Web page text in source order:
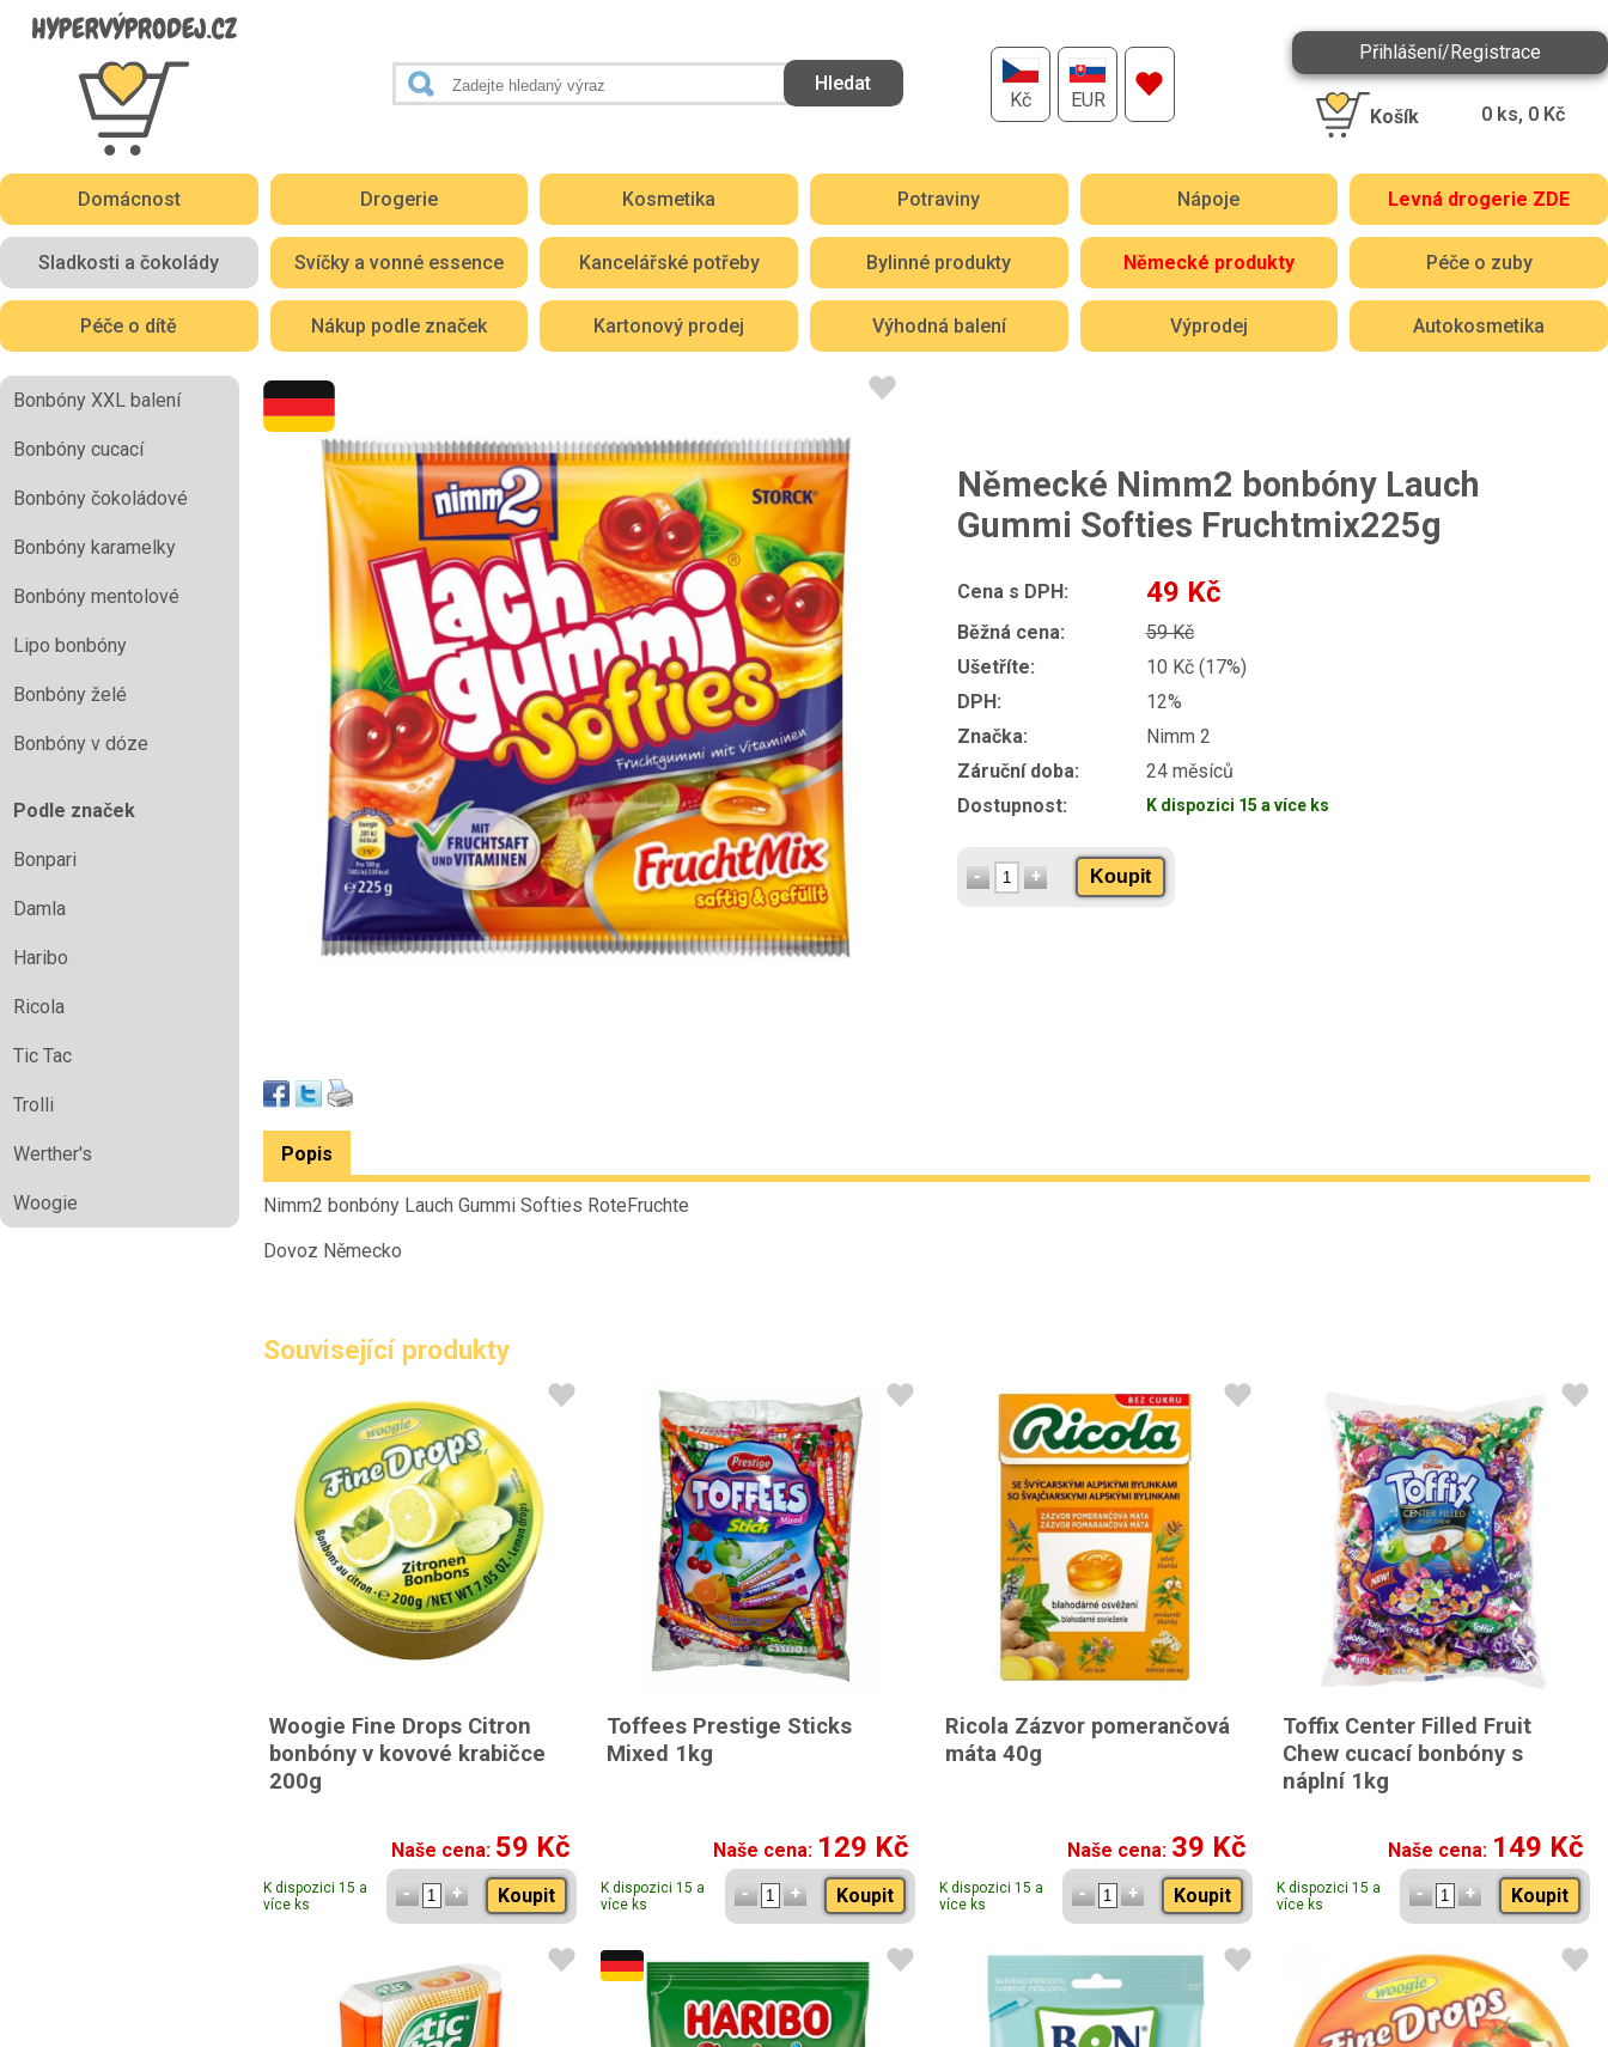
Kč EUR
Přihlášení/Registrace
Košík 0 ks, 0 Kč
Domácnost Drogerie Kosmetika Potraviny Nápoje Levná drogerie ZDE
Sladkosti a čokolády Svíčky a vonné essence Kancelářské potřeby Bylinné produkty Německé produkty Péče o zuby
Péče o dítě Nákup podle značek Kartonový prodej Výhodná balení Výprodej Autokosmetika
Bonbóny XXL balení
Bonbóny cucací
Bonbóny čokoládové
Bonbóny karamelky
Bonbóny mentolové
Lipo bonbóny
Bonbóny želé
Bonbóny v dóze
Podle značek
Bonpari
Damla
Haribo
Ricola
Tic Tac
Trolli
Werther's
Woogie
Německé Nimm2 bonbóny Lauch
Gummi Softies Fruchtmix225g
Cena s DPH: 49 Kč
Běžná cena:
59 Kč
Ušetříte:
10 Kč (17%)
DPH:
12%
Značka:
Nimm 2
Záruční doba:
24 měsíců
Dostupnost:
K dispozici 15 a více ks
Koupit
Popis
Nimm2 bonbóny Lauch Gummi Softies RoteFruchte
Dovoz Německo
Související produkty
Woogie Fine Drops Citron
bonbóny v kovové krabičce
200g
Naše cena: 59 Kč
K dispozici 15 a
více ks
Koupit
Toffees Prestige Sticks
Mixed 1kg
Naše cena: 129 Kč
K dispozici 15 a
více ks
Koupit
Ricola Zázvor pomerančová
máta 40g
Naše cena: 39 Kč
K dispozici 15 a
více ks
Koupit
Toffix Center Filled Fruit
Chew cucací bonbóny s
náplní 1kg
Naše cena: 149 Kč
K dispozici 15 a
více ks
Koupit